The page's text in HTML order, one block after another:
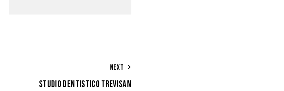
NEXT
STUDIO DENTISTICO TREVISAN